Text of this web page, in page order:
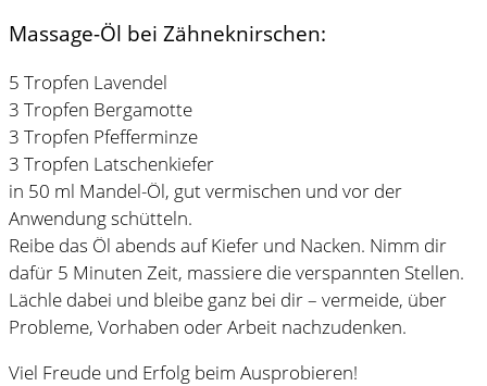
Massage-Öl bei Zähneknirschen:
5 Tropfen Lavendel
3 Tropfen Bergamotte
3 Tropfen Pfefferminze
3 Tropfen Latschenkiefer
in 50 ml Mandel-Öl, gut vermischen und vor der
Anwendung schütteln.
Reibe das Öl abends auf Kiefer und Nacken. Nimm dir
dafür 5 Minuten Zeit, massiere die verspannten Stellen.
Lächle dabei und bleibe ganz bei dir – vermeide, über
Probleme, Vorhaben oder Arbeit nachzudenken.
Viel Freude und Erfolg beim Ausprobieren!